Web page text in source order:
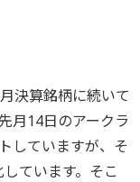
決算銘柄に続いて
月14日のアークラ
していますが、そ
ています。そこ